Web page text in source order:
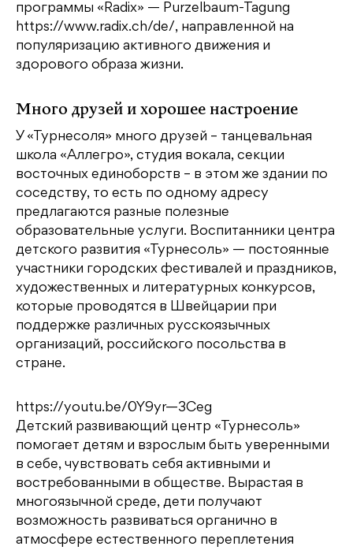
программы «Radix» — Purzelbaum-Tagung
https://www.radix.ch/de/, направленной на
популяризацию активного движения и
здорового образа жизни.
Много друзей и хорошее настроение
У «Турнесоля» много друзей – танцевальная
школа «Аллегро», студия вокала, секции
восточных единоборств – в этом же здании по
соседству, то есть по одному адресу
предлагаются разные полезные
образовательные услуги. Воспитанники центра
детского развития «Турнесоль» — постоянные
участники городских фестивалей и праздников,
художественных и литературных конкурсов,
которые проводятся в Швейцарии при
поддержке различных русскоязычных
организаций, российского посольства в
стране.
https://youtu.be/0Y9yr—3Ceg
Детский развивающий центр «Турнесоль»
помогает детям и взрослым быть уверенными
в себе, чувствовать себя активными и
востребованными в обществе. Вырастая в
многоязычной среде, дети получают
возможность развиваться органично в
атмосфере естественного переплетения